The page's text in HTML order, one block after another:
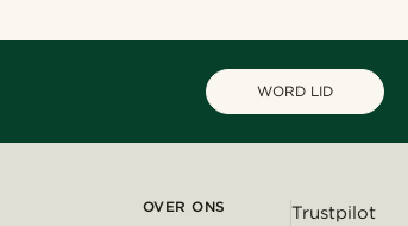
WORD LID
OVER ONS Trustpilot